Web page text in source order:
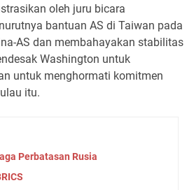
oleh juru bicara
bantuan AS di Taiwan pada
AS dan membahayakan stabilitas
Washington untuk
untuk menghormati komitmen
itu.
Perbatasan Rusia